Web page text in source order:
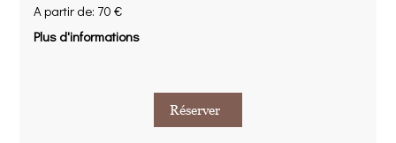
A partir de: 70 €
Plus d'informations
Réserver